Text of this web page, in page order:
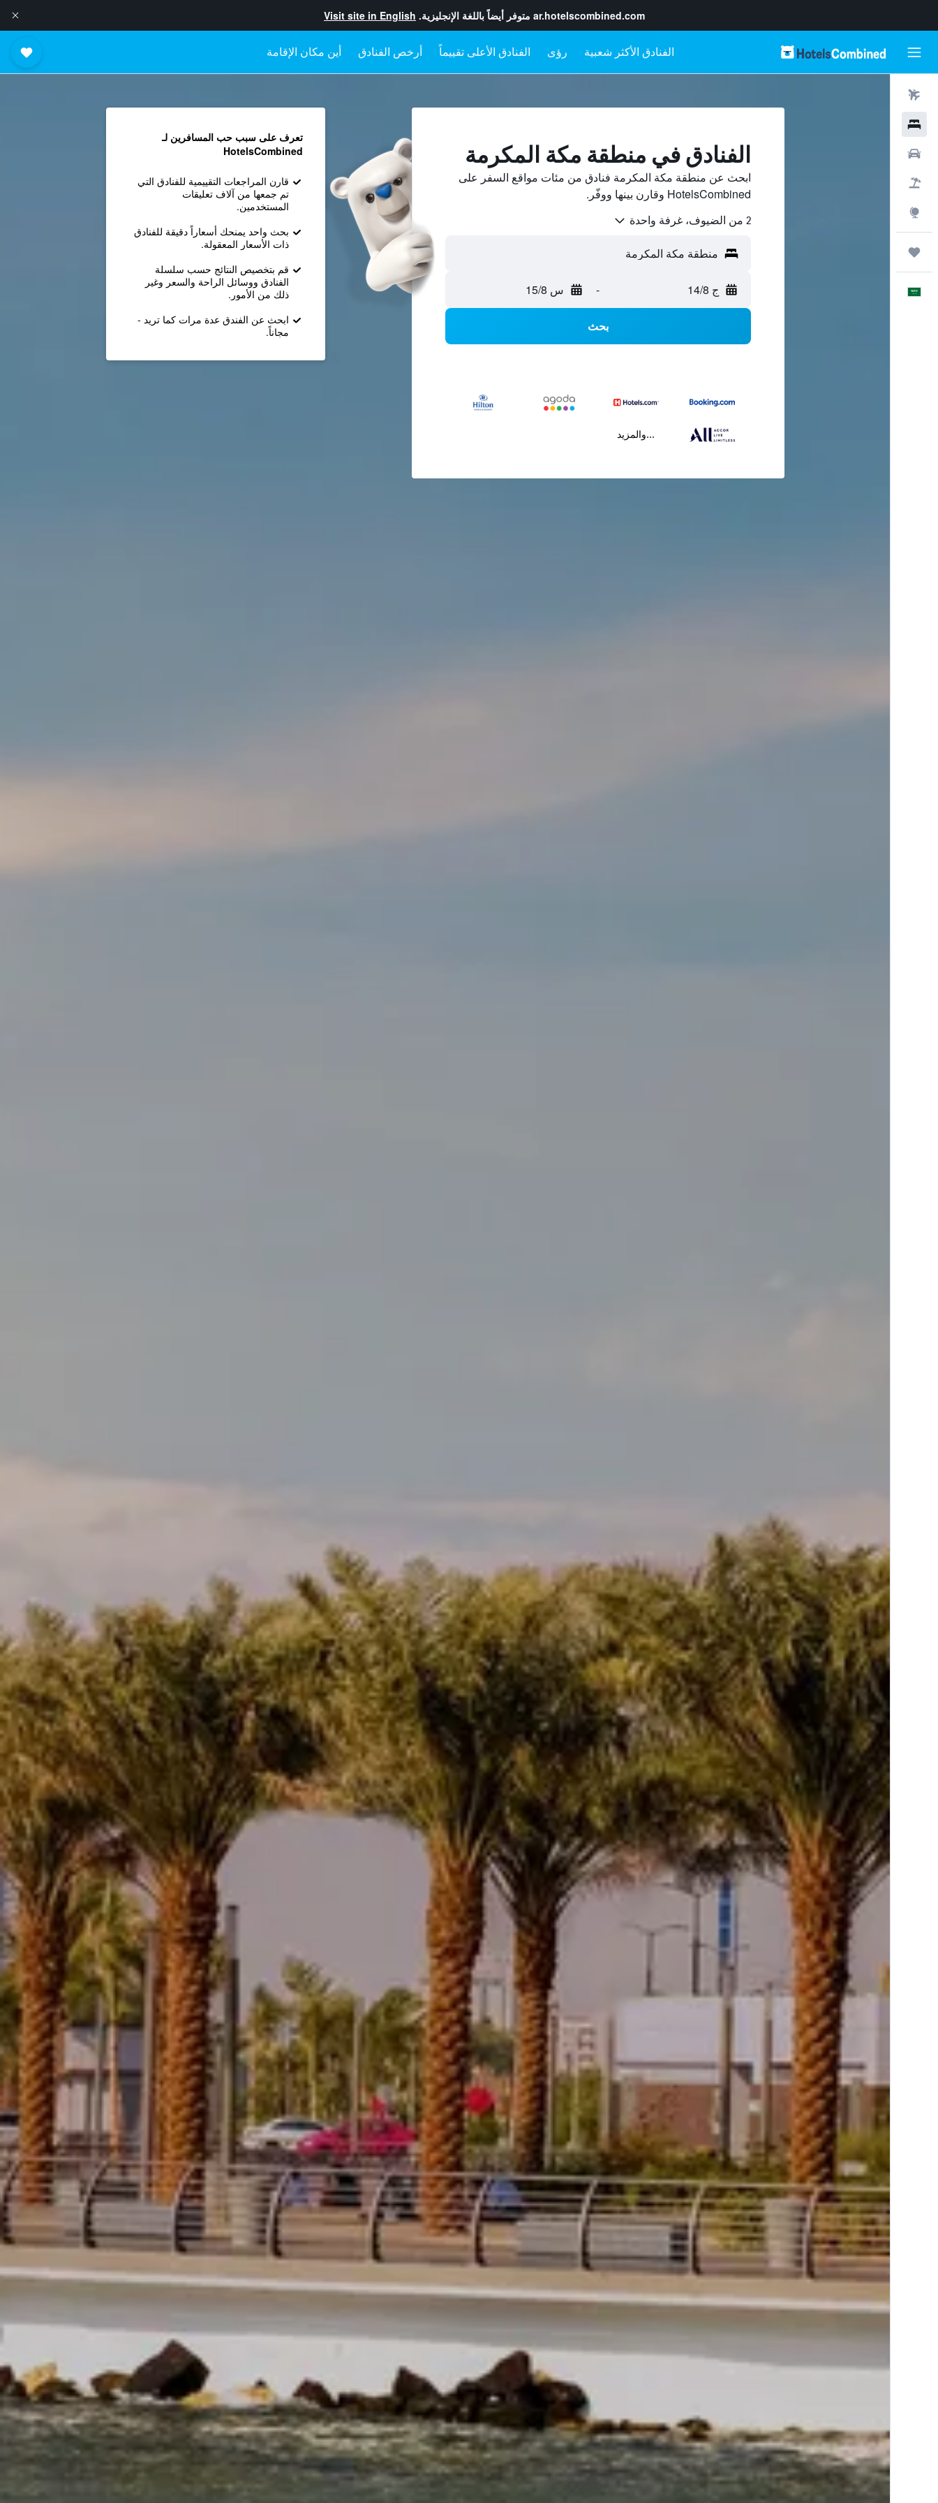
ar.hotelscombined.com متوفر أيضاً باللغة الإنجليزية. Visit site in English
رؤى الفنادق الأعلى تقييماً أرخص الفنادق أين مكان الإقامة
الفنادق في منطقة مكة المكرمة
ابحث عن منطقة مكة المكرمة فنادق من مئات مواقع السفر على
HotelsCombined وقارن بينها ووفّر.
2 من الضيوف، غرفة واحدة
ج 14/8 - س 15/8
بحث
...والمزيد
تعرف على سبب حب المسافرين لـ
HotelsCombined
قارن المراجعات التقييمية للفنادق التي
تم جمعها من آلاف تعليقات
المستخدمين.
بحث واحد يمنحك أسعاراً دقيقة للفنادق
ذات الأسعار المعقولة.
قم بتخصيص النتائج حسب سلسلة
الفنادق ووسائل الراحة والسعر وغير
ذلك من الأمور.
ابحث عن الفندق عدة مرات كما تريد -
مجاناً.